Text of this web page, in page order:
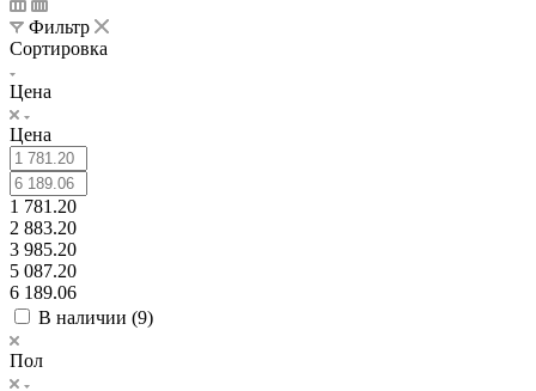
Фильтр
Сортировка
Цена
Цена
1 781.20
2 883.20
3 985.20
5 087.20
6 189.06
В наличии (9)
Пол